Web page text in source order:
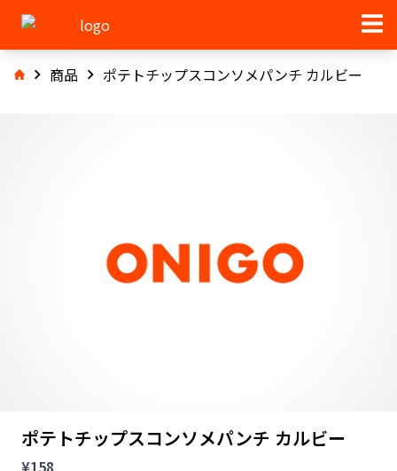
商品 ポテトチップスコンソメパンチ カルビー
ポテトチップスコンソメパンチ カルビー
¥158